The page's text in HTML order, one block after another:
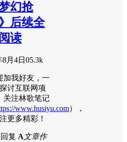
梦幻抢
后续全
读
8月4日 05.3k
加我好友，一
讨互联网项
关注林歌笔记
www.husiyu.com），
更多精彩！
复 A文章作